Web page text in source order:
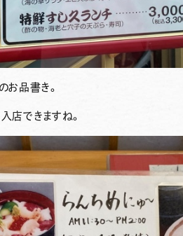
お品書き。
店できますね。